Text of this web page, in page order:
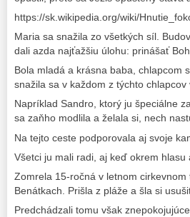
https://sk.wikipedia.org/wiki/
Maria sa snažila zo všetkých síl.
dali azda najťažšiu úlohu: prinášať
Bola mladá a krásna baba, chlapcom
snažila sa v každom z týchto
Napríklad Sandro, ktorý ju špeciálne
sa zaňho modlila a želala si, nech
Na tejto ceste podporovala aj svoje
Všetci ju mali radi, aj keď okrem
Zomrela 15-ročná v letnom
Benátkach. Prišla z pláže a šla si
Predchádzali tomu však